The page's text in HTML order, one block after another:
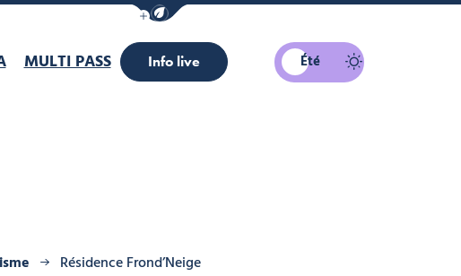
Afficher la barre de navigation du mode éco
MULTI PASS Info live Été
Résidence Frond’Neige